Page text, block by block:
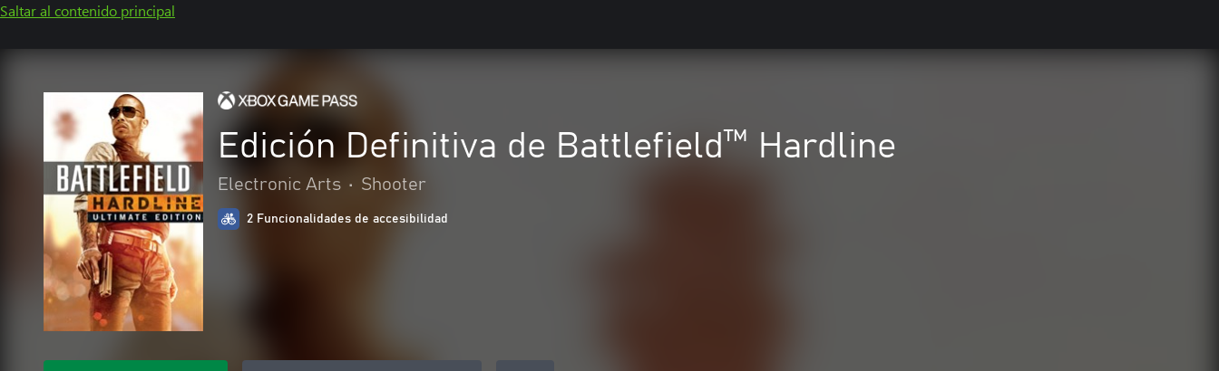
Saltar al contenido principal
Edición Definitiva de Battlefield™ Hardline
Electronic Arts • Shooter
2 Funcionalidades de accesibilidad